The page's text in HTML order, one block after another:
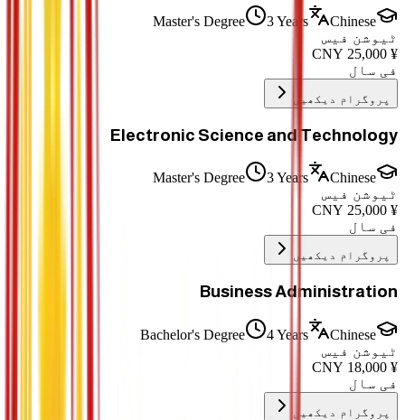
Master's Degree 3 Years
Chinese
ٹیوشن فیس
¥
25,000
فی سال
پروگرام دیکھیں
Electronic Science and Technology
Master's Degree 3 Years
Chinese
ٹیوشن فیس
¥
25,000
فی سال
پروگرام دیکھیں
Business Administration
Bachelor's Degree 4 Years
Chinese
ٹیوشن فیس
¥
18,000
فی سال
پروگرام دیکھیں